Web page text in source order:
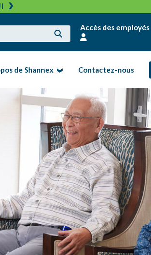
Accès des employés
de Shannex Contactez-nous